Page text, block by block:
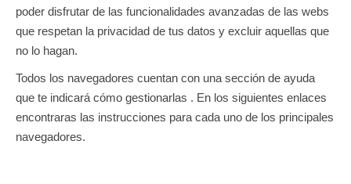
poder disfrutar de las funcionalidades avanzadas de las webs
que respetan la privacidad de tus datos y excluir aquellas que
no lo hagan.
Todos los navegadores cuentan con una sección de ayuda
que te indicará cómo gestionarlas . En los siguientes enlaces
encontraras las instrucciones para cada uno de los principales
navegadores.